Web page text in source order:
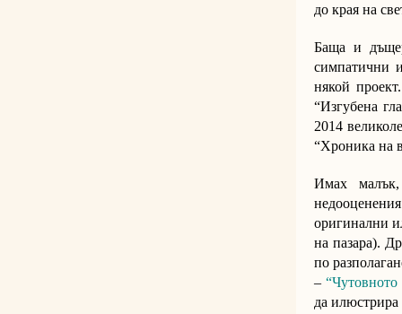
до края на
Баща и
симпатични
някой
“Изгубена
2014
“Хроника на
Имах
оригинални
на пазара).
по
–
да